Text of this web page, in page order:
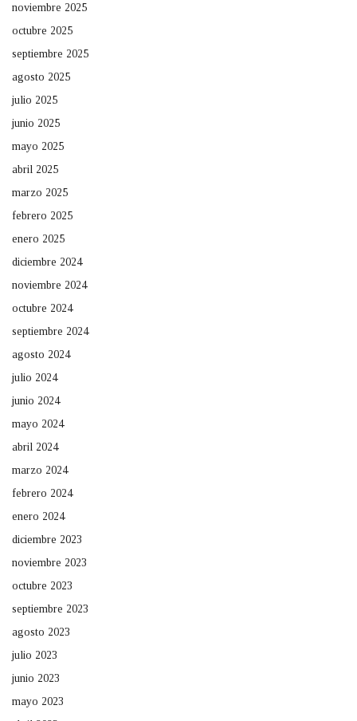
noviembre 2025
octubre 2025
septiembre 2025
agosto 2025
julio 2025
junio 2025
mayo 2025
abril 2025
marzo 2025
febrero 2025
enero 2025
diciembre 2024
noviembre 2024
octubre 2024
septiembre 2024
agosto 2024
julio 2024
junio 2024
mayo 2024
abril 2024
marzo 2024
febrero 2024
enero 2024
diciembre 2023
noviembre 2023
octubre 2023
septiembre 2023
agosto 2023
julio 2023
junio 2023
mayo 2023